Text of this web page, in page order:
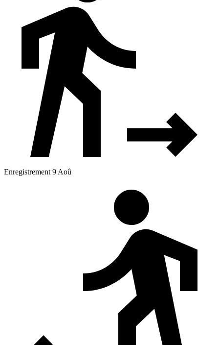
Enregistrement 9 Aoû